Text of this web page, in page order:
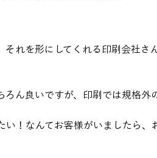
れを形にしてくれる印刷会社さ
ん良いですが、印刷では規格外
！なんてお客様がいましたら、